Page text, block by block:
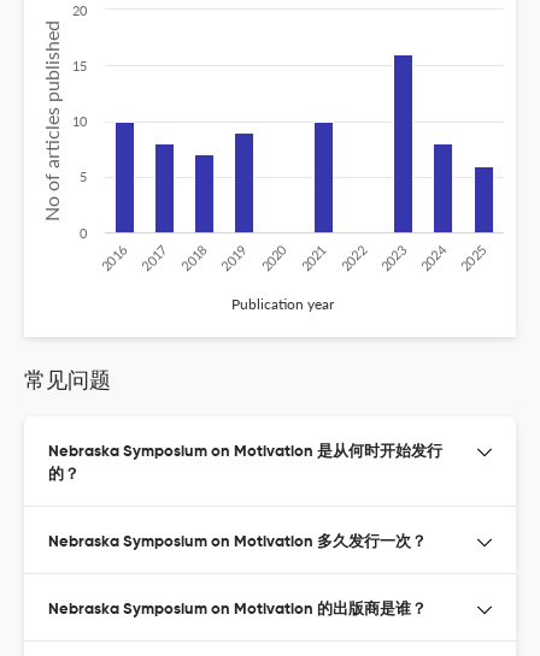
No of articles published
Publication year
2016 2017 2018 2019 2020 2021 2022 2023 2024 2025
0
5
10
15
20
常见问题
Nebraska Symposium on Motivation 是从何时开始发行
的？
Nebraska Symposium on Motivation 多久发行一次？
Nebraska Symposium on Motivation 的出版商是谁？